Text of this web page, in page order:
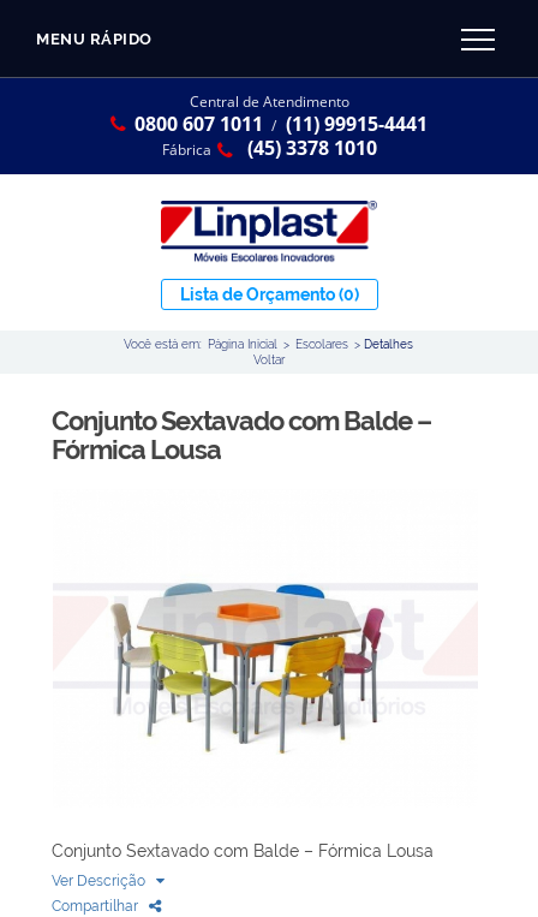
MENU RÁPIDO
Central de Atendimento
0800 607 1011 / (11) 99915-4441
Fábrica (45) 3378 1010
Lista de Orçamento(0)
Você está em: Página Inicial > Escolares >Detalhes
Voltar
Conjunto Sextavado com Balde –
Fórmica Lousa
Conjunto Sextavado com Balde – Fórmica Lousa
Ver Descrição
Compartilhar
Linha Resina Plástica
Ambiente Maker
Armários em Aço
Quadro Branco
Linha Wood Prime
CATÁLOGO LINPLAST 2025
SOBRE A EMPRESA